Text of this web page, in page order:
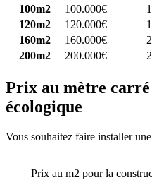
100m2
100.000€
120m2
120.000€
160m2
160.000€
200m2
200.000€
Prix au mètre
écologique
Vous souhaitez faire installer
Prix au m2 pour la